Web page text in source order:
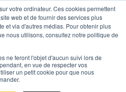
votre ordinateur. Ces cookies permettent
web et de fournir des services plus
et via d'autres médias. Pour obtenir plus
nous utilisons, consultez notre politique de
ne feront l'objet d'aucun suivi lors de
en vue de respecter vos
un petit cookie pour que nous
Nouvelle-Aquitaine
Consac (17150)